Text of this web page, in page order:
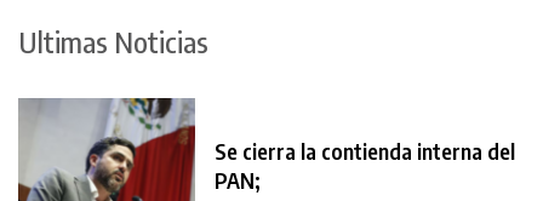
Ultimas Noticias
Se cierra la contienda interna del
PAN;